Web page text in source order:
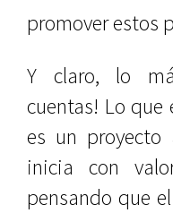
promover estos
Y claro, lo
cuentas! Lo
es un
inicia con
pensando que